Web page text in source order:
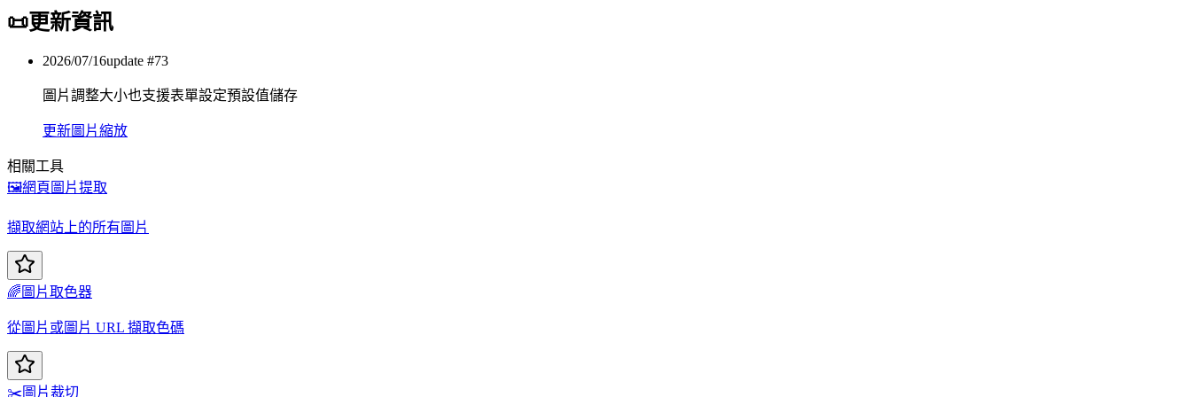
📜更新資訊
2026/07/16update #73
圖片調整大小也支援表單設定預設值儲存
更新圖片縮放
相關工具
🖼️網頁圖片提取
擷取網站上的所有圖片
🌈 圖片取色器
從圖片或圖片 URL 擷取色碼
✂️圖片裁切